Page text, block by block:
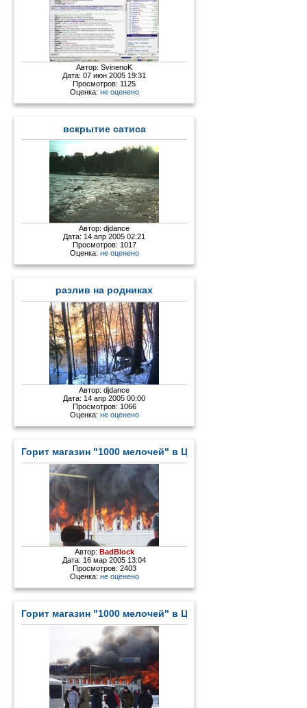
Автор:SvinenoK
Дата: 07 июн 2005 19:31
Просмотров: 1125
Оценка: не оценено
вскрытие сатиса
Автор:djdance
Дата: 14 апр 2005 02:21
Просмотров: 1017
Оценка: не оценено
разлив на родниках
Автор:djdance
Дата: 14 апр 2005 00:00
Просмотров: 1066
Оценка: не оценено
Горит магазин "1000 мелочей" в Цыгановке - 2
Автор: BadBlock
Дата: 16 мар 2005 13:04
Просмотров: 2403
Оценка: не оценено
Горит магазин "1000 мелочей" в Цыгановке